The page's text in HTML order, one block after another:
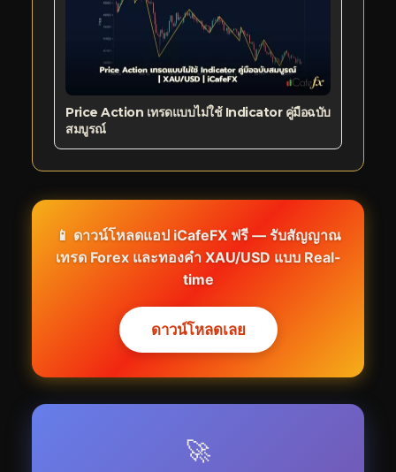
Price Action เทรดแบบไม่ใช้ Indicator คู่มือฉบับ
สมบูรณ์
📱 ดาวน์โหลดแอป iCafeFX ฟรี — รับสัญญาณ
เทรด Forex และทองคำ XAU/USD แบบ Real-
time
ดาวน์โหลดเลย
🚀